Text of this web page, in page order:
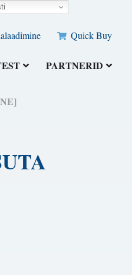
Quick Buy
PARTNERID